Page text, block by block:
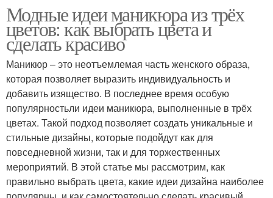
Гамма для маникюра Тренды в маникюре
Королевский маникюр
Модные идеи маникюра из трёх
цветов: как выбрать цвета и
сделать красиво
Маникюр – это неотъемлемая часть женского образа,
которая позволяет выразить индивидуальность и
добавить изящество. В последнее время особую
популярностьли идеи маникюра, выполненные в трёх
цветах. Такой подход позволяет создать уникальные и
стильные дизайны, которые подойдут как для
повседневной жизни, так и для торжественных
мероприятий. В этой статье мы рассмотрим, как
правильно выбрать цвета, какие идеи дизайна наиболее